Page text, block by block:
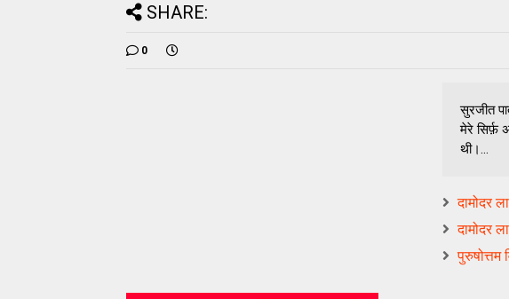
SHARE:
0
सुरजीत
मेरे सिर्फ़
थी।...
दामोदर
दामोदर
पुरुषोत्तम